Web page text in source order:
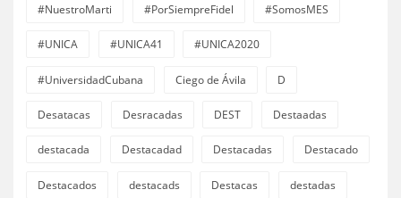
#NuestroMarti #PorSiempreFidel #SomosMES
#UNICA #UNICA41 #UNICA2020
#UniversidadCubana Ciego de Ávila D
Desatacas Desracadas DEST Destaadas
destacada Destacadad Destacadas Destacado
Destacados destacads Destacas destadas